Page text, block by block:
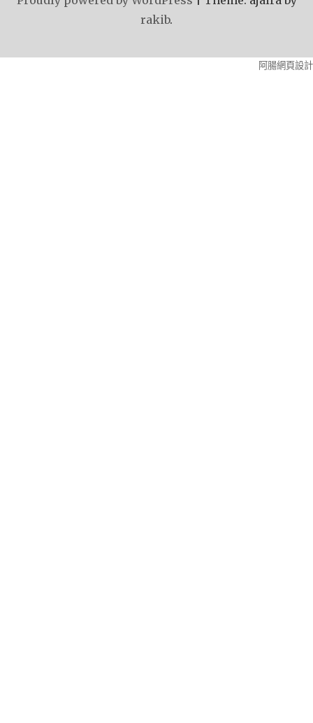
rakib.
阿腸網頁設計